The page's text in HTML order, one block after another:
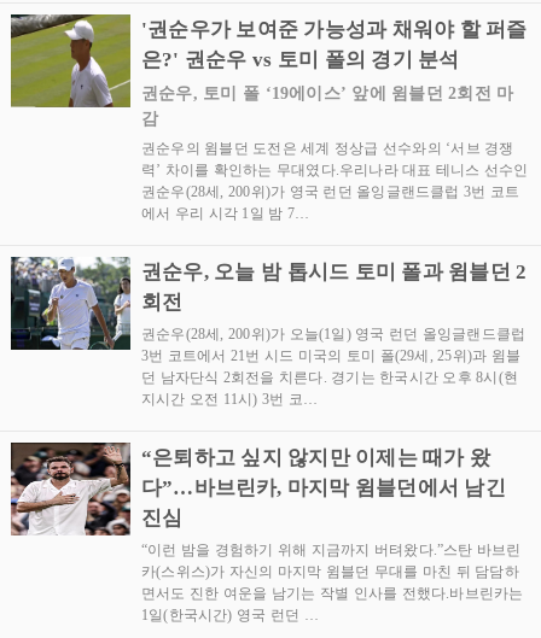
'권순우가 보여준 가능성과 채워야 할 퍼즐
은?' 권순우 vs 토미 폴의 경기 분석
권순우, 토미 폴 ‘19에이스’ 앞에 윔블던 2회전 마
감
권순우의 윔블던 도전은 세계 정상급 선수와의 ‘서브 경쟁
력’ 차이를 확인하는 무대였다.우리나라 대표 테니스 선수인
권순우(28세, 200위)가 영국 런던 올잉글랜드클럽 3번 코트
에서 우리 시각 1일 밤 7…
권순우, 오늘 밤 톱시드 토미 폴과 윔블던 2
회전
권순우(28세, 200위)가 오늘(1일) 영국 런던 올잉글랜드클럽
3번 코트에서 21번 시드 미국의 토미 폴(29세, 25위)과 윔블
던 남자단식 2회전을 치른다. 경기는 한국시간 오후 8시(현
지시간 오전 11시) 3번 코…
“은퇴하고 싶지 않지만 이제는 때가 왔
다”…바브린카, 마지막 윔블던에서 남긴
진심
“이런 밤을 경험하기 위해 지금까지 버텨왔다.”스탄 바브린
카(스위스)가 자신의 마지막 윔블던 무대를 마친 뒤 담담하
면서도 진한 여운을 남기는 작별 인사를 전했다.바브린카는
1일(한국시간) 영국 런던 …